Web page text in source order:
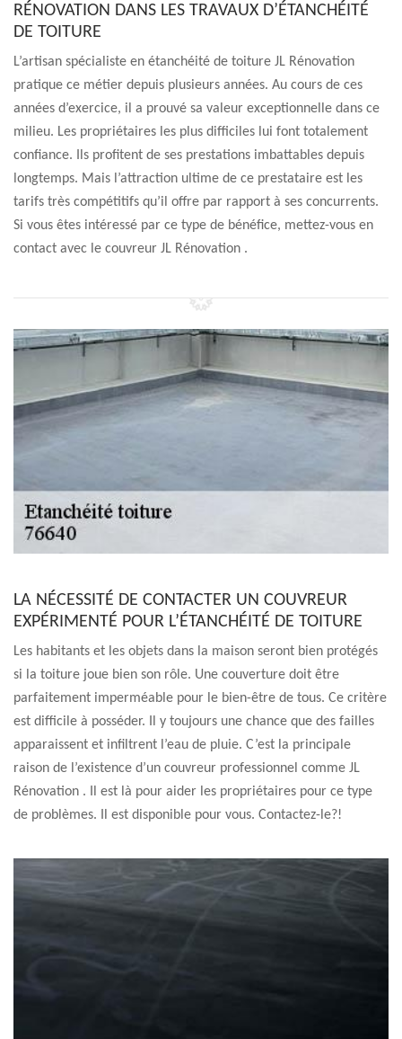
RÉNOVATION DANS LES TRAVAUX D’ÉTANCHÉITÉ
DE TOITURE
L’artisan spécialiste en étanchéité de toiture JL Rénovation
pratique ce métier depuis plusieurs années. Au cours de ces
années d’exercice, il a prouvé sa valeur exceptionnelle dans ce
milieu. Les propriétaires les plus difficiles lui font totalement
confiance. Ils profitent de ses prestations imbattables depuis
longtemps. Mais l’attraction ultime de ce prestataire est les
tarifs très compétitifs qu’il offre par rapport à ses concurrents.
Si vous êtes intéressé par ce type de bénéfice, mettez-vous en
contact avec le couvreur JL Rénovation .
LA NÉCESSITÉ DE CONTACTER UN COUVREUR
EXPÉRIMENTÉ POUR L’ÉTANCHÉITÉ DE TOITURE
Les habitants et les objets dans la maison seront bien protégés
si la toiture joue bien son rôle. Une couverture doit être
parfaitement imperméable pour le bien-être de tous. Ce critère
est difficile à posséder. Il y toujours une chance que des failles
apparaissent et infiltrent l’eau de pluie. C’est la principale
raison de l’existence d’un couvreur professionnel comme JL
Rénovation . Il est là pour aider les propriétaires pour ce type
de problèmes. Il est disponible pour vous. Contactez-le?!